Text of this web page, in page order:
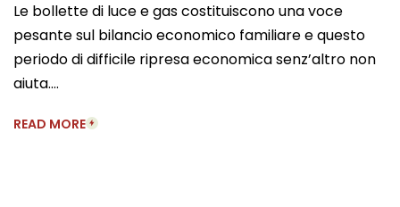
Le bollette di luce e gas costituiscono una voce
pesante sul bilancio economico familiare e questo
periodo di difficile ripresa economica senz’altro non
aiuta….
READ MORE